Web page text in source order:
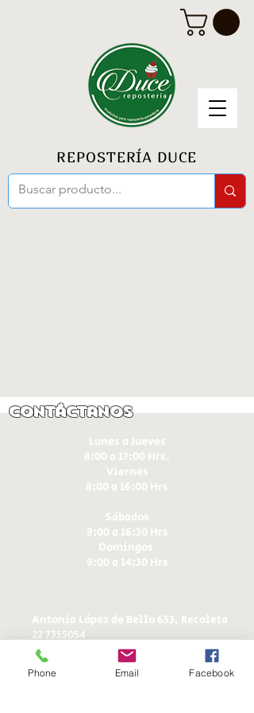
REPOSTERÍA DUCE
Contáctanos
Lunes a Jueves
8:00 a 17:00 Hrs.
Viernes
8:00 a 16:00 Hrs​
Sábados
9:00 a 16:30 Hrs
Domingos
9:00 a 14:30 Hrs
Antonia López de Bello 653, Recoleta
22 7355054
22 7375725
+56 9 75224598
ducereposteria@gmail.com
Phone Email Facebook